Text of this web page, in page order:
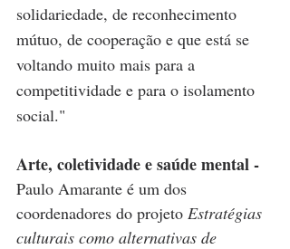
solidariedade, de reconhecimento
mútuo, de cooperação e que está se
voltando muito mais para a
competitividade e para o isolamento
social."
Arte, coletividade e saúde mental -
Paulo Amarante é um dos
coordenadores do projeto Estratégias
culturais como alternativas de